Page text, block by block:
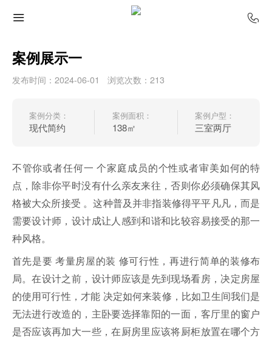
案例展示一
发布时间：2024-06-01 浏览次数：213
案例分类：
现代简约
案例面积：
138㎡
案例户型：
三室两厅
不管你或者任何一 个家庭成员的个性或者审美如何的特
点，除非你平时没有什么亲友来往，否则你必须确保其风
格被大众所接受 。这种普及并非指装修得平平凡凡，而是
需要设计师，设计成让人感到和谐和比较容易接受的那一
种风格。
首先是要 考量房屋的装 修可行性，再进行简单的装修布
局。在设计之前，设计师应该是先到现场看房，决定房屋
的使用可行性，才能 决定如何来装修，比如卫生间我们是
无法进行改造的，主卧要选择靠阳的一面，客厅里的窗户
是否应该再加大一些，在厨房里应该将厨柜放置在哪个方